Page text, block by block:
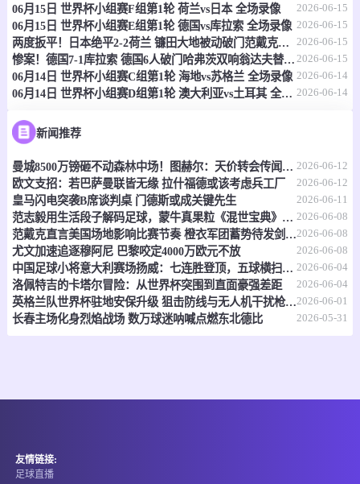
费尔干纳FA 0 - 0 哈沃尔罕
情报
坦桑超 06-15 21:00 即将开始
福斯特FC
情报
坦桑超 06-15 21:00 即将开始
福斯特FC 0 - 0 科斯塔尔
情报
坦桑超 06-15 21:00 即将开始
阿达玛市
06月15日 世界杯小组赛F组第1轮 荷兰vs日本 全场录像 2026-06-15
06月15日 世界杯小组赛E组第1轮 德国vs库拉索 全场录像 2026-06-15
两度扳平！日本绝平2-2荷兰 镰田大地被动破门范戴克世界杯首球 2026-06-15
惨案！德国7-1库拉索 德国6人破门哈弗茨双响翁达夫替补1射2传 2026-06-15
06月14日 世界杯小组赛C组第1轮 海地vs苏格兰 全场录像 2026-06-14
06月14日 世界杯小组赛D组第1轮 澳大利亚vs土耳其 全场录像 2026-06-14
新闻推荐
曼城8500万镑砸不动森林中场！图赫尔：天价转会传闻反倒成了安德森的兴奋剂 2026-06-12
欧文支招：若巴萨曼联皆无缘 拉什福德或该考虑兵工厂 2026-06-12
皇马闪电突袭B席谈判桌 门德斯或成关键先生 2026-06-11
范志毅用生活段子解码足球，蒙牛真果粒《混世宝典》玩出新花样 2026-06-08
范戴克直言美国场地影响比赛节奏 橙衣军团蓄势待发剑指世界杯2026-06-08
尤文加速追逐穆阿尼 巴黎咬定4000万欧元不放 2026-06-08
中国足球小将意大利赛场扬威：七连胜登顶，五球横扫北欧豪门！ 2026-06-04
洛佩特吉的卡塔尔冒险：从世界杯突围到直面豪强差距 2026-06-04
英格兰队世界杯驻地安保升级 狙击防线与无人机干扰枪严阵以待2026-06-01
长春主场化身烈焰战场 数万球迷呐喊点燃东北德比 2026-05-31
友情链接:
足球直播